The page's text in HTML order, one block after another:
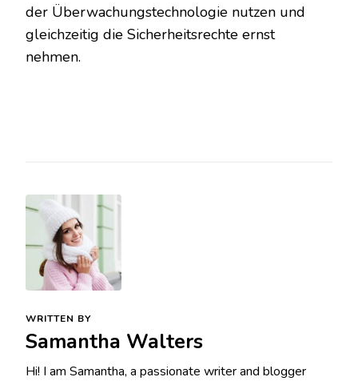
der Überwachungstechnologie nutzen und
gleichzeitig die Sicherheitsrechte ernst
nehmen.
WRITTEN BY
Samantha Walters
Hi! I am Samantha, a passionate writer and blogger